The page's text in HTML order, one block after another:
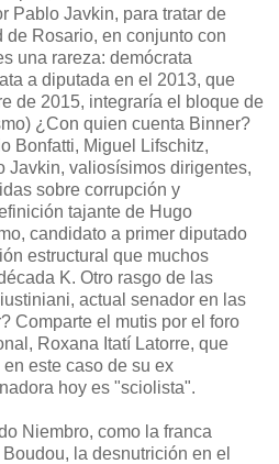
Pablo Javkin, para tratar de
Rosario, en conjunto con
una rareza: demócrata
a diputada en el 2013, que
de 2015, integraría el bloque de
¿Con quien cuenta Binner?
Bonfatti, Miguel Lifschitz,
Javkin, valiosísimos dirigentes,
sobre corrupción y
tajante de Hugo
candidato a primer diputado
estructural que muchos
K. Otro rasgo de las
actual senador en las
Comparte el mutis por el foro
Roxana Itatí Latorre, que
este caso de su ex
hoy es "sciolista".
Niembro, como la franca
la desnutrición en el